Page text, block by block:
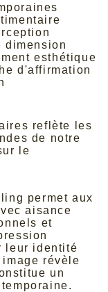
dimension
esthétique
d'affirmation
reflète les
de notre
le
permet aux
aisance
et
leur identité
révèle
un